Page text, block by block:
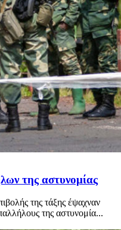
της αστυνομίας
της τάξης έψαχναν
της αστυνομία...